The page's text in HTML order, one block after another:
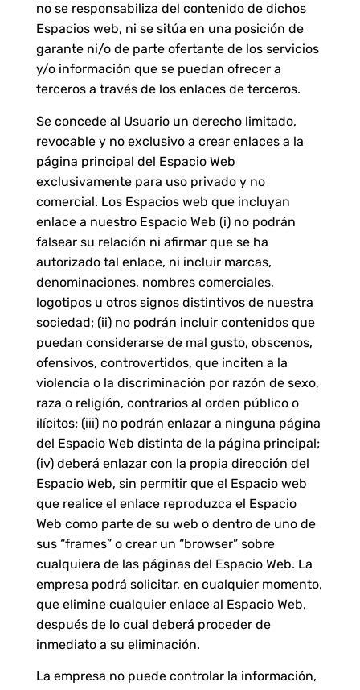
no se responsabiliza del contenido de dichos
Espacios web, ni se sitúa en una posición de
garante ni/o de parte ofertante de los servicios
y/o información que se puedan ofrecer a
terceros a través de los enlaces de terceros.
Se concede al Usuario un derecho limitado,
revocable y no exclusivo a crear enlaces a la
página principal del Espacio Web
exclusivamente para uso privado y no
comercial. Los Espacios web que incluyan
enlace a nuestro Espacio Web (i) no podrán
falsear su relación ni afirmar que se ha
autorizado tal enlace, ni incluir marcas,
denominaciones, nombres comerciales,
logotipos u otros signos distintivos de nuestra
sociedad; (ii) no podrán incluir contenidos que
puedan considerarse de mal gusto, obscenos,
ofensivos, controvertidos, que inciten a la
violencia o la discriminación por razón de sexo,
raza o religión, contrarios al orden público o
ilícitos; (iii) no podrán enlazar a ninguna página
del Espacio Web distinta de la página principal;
(iv) deberá enlazar con la propia dirección del
Espacio Web, sin permitir que el Espacio web
que realice el enlace reproduzca el Espacio
Web como parte de su web o dentro de uno de
sus “frames” o crear un “browser” sobre
cualquiera de las páginas del Espacio Web. La
empresa podrá solicitar, en cualquier momento,
que elimine cualquier enlace al Espacio Web,
después de lo cual deberá proceder de
inmediato a su eliminación.
La empresa no puede controlar la información,